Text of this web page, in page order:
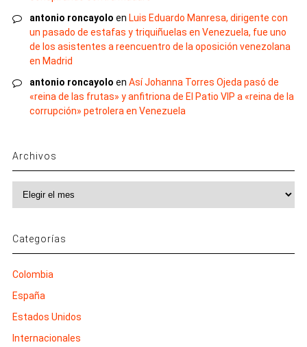
antonio roncayolo en Luis Eduardo Manresa, dirigente con
un pasado de estafas y triquiñuelas en Venezuela, fue uno
de los asistentes a reencuentro de la oposición venezolana
en Madrid
antonio roncayolo en Así Johanna Torres Ojeda pasó de
«reina de las frutas» y anfitriona de El Patio VIP a «reina de la
corrupción» petrolera en Venezuela
Archivos
Categorías
Colombia
España
Estados Unidos
Internacionales